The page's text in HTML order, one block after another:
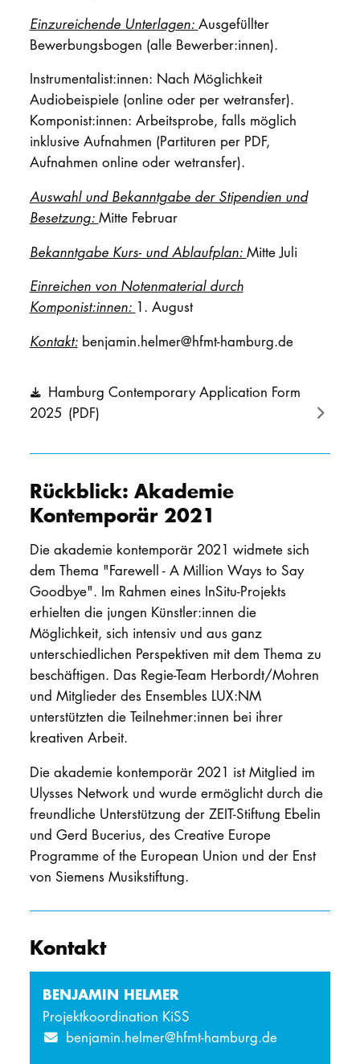
Einzureichende Unterlagen: Ausgefüllter
Bewerbungsbogen (alle Bewerber:innen).
Instrumentalist:innen: Nach Möglichkeit
Audiobeispiele (online oder per wetransfer).
Komponist:innen: Arbeitsprobe, falls möglich
inklusive Aufnahmen (Partituren per PDF,
Aufnahmen online oder wetransfer).
Auswahl und Bekanntgabe der Stipendien und
Besetzung: Mitte Februar
Bekanntgabe Kurs- und Ablaufplan: Mitte Juli
Einreichen von Notenmaterial durch
Komponist:innen: 1. August
Kontakt:benjamin.helmer@hfmt-hamburg.de
Hamburg Contemporary Application Form
2025 (PDF)
Rückblick: Akademie
Kontemporär 2021
Die akademie kontemporär 2021 widmete sich
dem Thema "Farewell - A Million Ways to Say
Goodbye". Im Rahmen eines InSitu-Projekts
erhielten die jungen Künstler:innen die
Möglichkeit, sich intensiv und aus ganz
unterschiedlichen Perspektiven mit dem Thema zu
beschäftigen. Das Regie-Team Herbordt/Mohren
und Mitglieder des Ensembles LUX:NM
unterstützten die Teilnehmer:innen bei ihrer
kreativen Arbeit.
Die akademie kontemporär 2021 ist Mitglied im
Ulysses Network und wurde ermöglicht durch die
freundliche Unterstützung der ZEIT-Stiftung Ebelin
und Gerd Bucerius, des Creative Europe
Programme of the European Union und der Enst
von Siemens Musikstiftung.
Kontakt
BENJAMIN HELMER
Projektkoordination KiSS
benjamin.helmer@hfmt-hamburg.de